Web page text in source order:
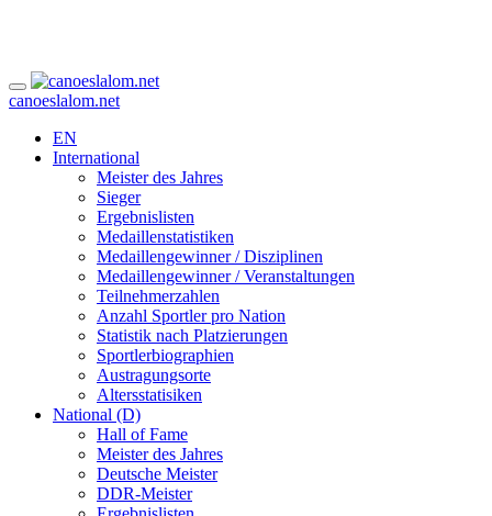
canoeslalom.net
EN
International
Meister des Jahres
Sieger
Ergebnislisten
Medaillenstatistiken
Medaillengewinner / Disziplinen
Medaillengewinner / Veranstaltungen
Teilnehmerzahlen
Anzahl Sportler pro Nation
Statistik nach Platzierungen
Sportlerbiographien
Austragungsorte
Altersstatisiken
National (D)
Hall of Fame
Meister des Jahres
Deutsche Meister
DDR-Meister